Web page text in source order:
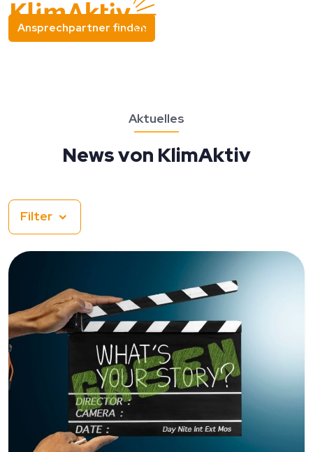
Ansprechpartner finden
Aktuelles
News von KlimAktiv
Filter